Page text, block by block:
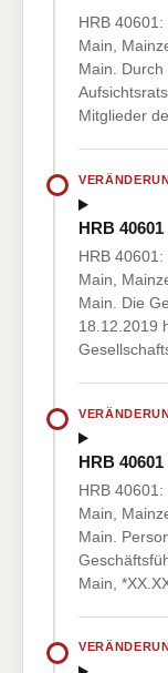
HRB
Main,
Main.
Mitglieder
HRB 40601
HRB
Main,
Main. Die
18.12.2019
HRB 40601
HRB
Main,
Main.
Main,